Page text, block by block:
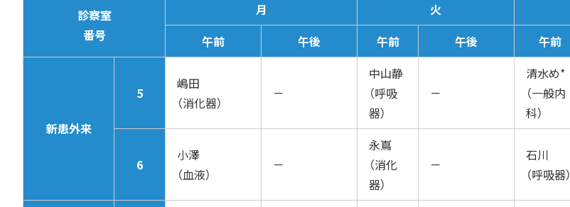
診察室
番号
月 火
午前
午後 午前 午後 午前
新患外来
5
嶋田
（消化器）
－
中山静
（呼吸
器）
－
清水め*
（一般内
科）
6
小澤
（血液）
－
永嶌
（消化
器）
－
石川
（呼吸器）